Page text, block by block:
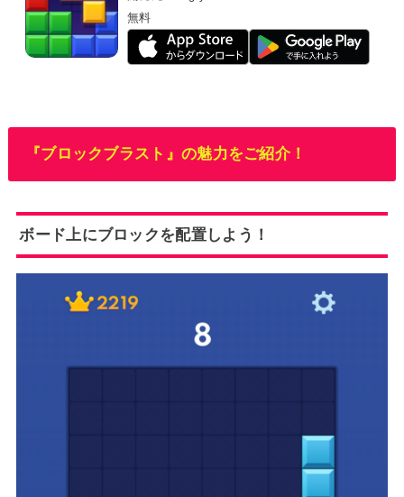
無料
『ブロックブラスト』の魅力をご紹介！
ボード上にブロックを配置しよう！